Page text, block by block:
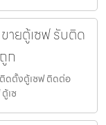
ายตู้เซฟ รับติด
ก
ติดตั้งตู้เซฟ ติดต่อ
เซ